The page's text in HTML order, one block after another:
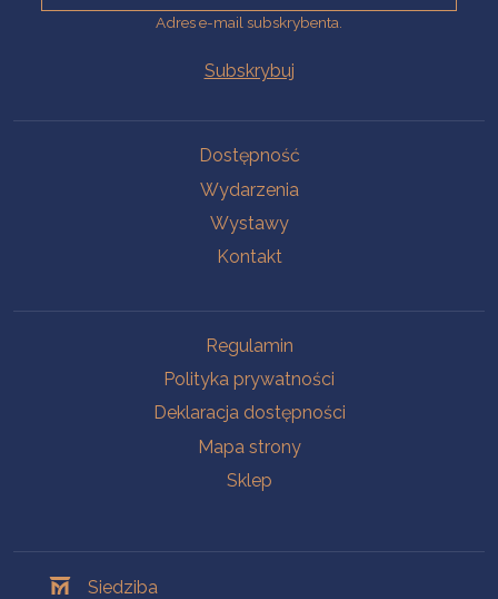
Adres e-mail subskrybenta.
Dostępność
Wydarzenia
Wystawy
Kontakt
Regulamin
Polityka prywatności
Deklaracja dostępności
Mapa strony
Sklep
Siedziba